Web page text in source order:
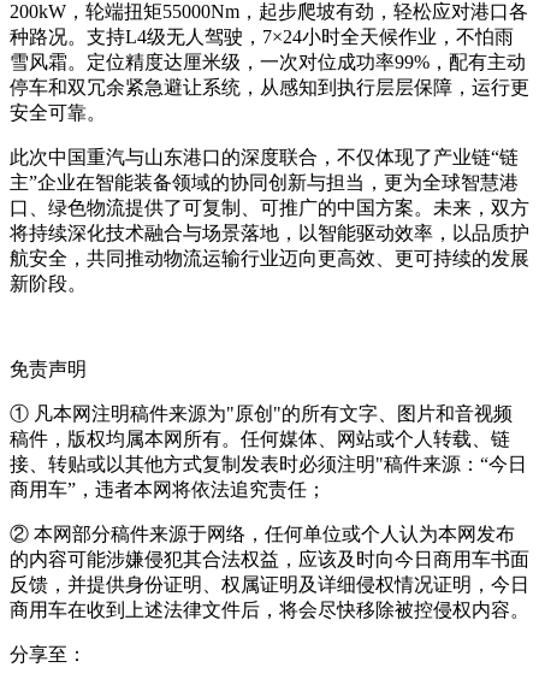
200kW，轮端扭矩55000Nm，起步爬坡有劲，轻松应对港口各
种路况。支持L4级无人驾驶，7×24小时全天候作业，不怕雨
雪风霜。定位精度达厘米级，一次对位成功率99%，配有主动
停车和双冗余紧急避让系统，从感知到执行层层保障，运行更
安全可靠。
此次中国重汽与山东港口的深度联合，不仅体现了产业链“链
主”企业在智能装备领域的协同创新与担当，更为全球智慧港
口、绿色物流提供了可复制、可推广的中国方案。未来，双方
将持续深化技术融合与场景落地，以智能驱动效率，以品质护
航安全，共同推动物流运输行业迈向更高效、更可持续的发展
新阶段。
免责声明
① 凡本网注明稿件来源为"原创"的所有文字、图片和音视频
稿件，版权均属本网所有。任何媒体、网站或个人转载、链
接、转贴或以其他方式复制发表时必须注明"稿件来源：“今日
商用车”，违者本网将依法追究责任；
② 本网部分稿件来源于网络，任何单位或个人认为本网发布
的内容可能涉嫌侵犯其合法权益，应该及时向今日商用车书面
反馈，并提供身份证明、权属证明及详细侵权情况证明，今日
商用车在收到上述法律文件后，将会尽快移除被控侵权内容。
分享至：